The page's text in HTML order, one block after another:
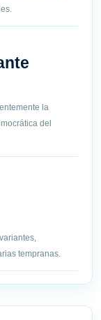
la
del
tempranas.